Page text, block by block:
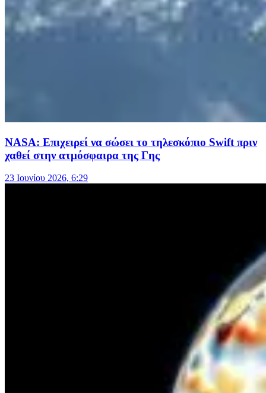
NASA: Επιχειρεί να σώσει το τηλεσκόπιο Swift πριν
χαθεί στην ατμόσφαιρα της Γης
23 Ιουνίου 2026, 6:29